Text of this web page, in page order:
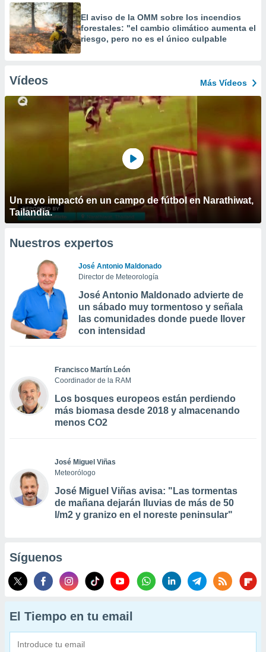
El aviso de la OMM sobre los incendios
forestales: "el cambio climático aumenta el
riesgo, pero no es el único culpable
Vídeos Más Vídeos
Un rayo impactó en un campo de fútbol en Narathiwat,
Tailandia.
Nuestros expertos
José Antonio Maldonado
Director de Meteorología
José Antonio Maldonado advierte de
un sábado muy tormentoso y señala
las comunidades donde puede llover
con intensidad
Francisco Martín León
Coordinador de la RAM
Los bosques europeos están perdiendo
más biomasa desde 2018 y almacenando
menos CO2
José Miguel Viñas
Meteorólogo
José Miguel Viñas avisa: "Las tormentas
de mañana dejarán lluvias de más de 50
l/m2 y granizo en el noreste peninsular"
Síguenos
El Tiempo en tu email